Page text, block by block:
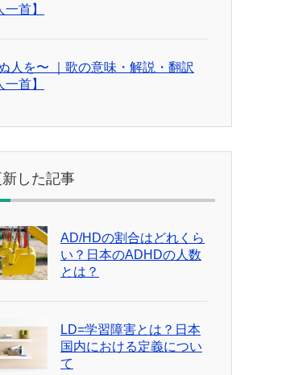
一首】
人を〜 ｜歌の意味・解説・翻訳
一首】
した記事
AD/HDの割合はどれくら
い？日本のADHDの人数
とは？
LD=学習障害とは？日本
国内における定義につい
て